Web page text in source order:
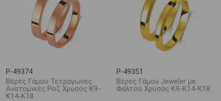
P-49374
Βέρες Γάμου Τετράγωνες
Ανατομικές Ροζ Χρυσός Κ9-
Κ14-Κ18
P-49351
Βέρες Γάμου Jeweler με
Φάλτσο Χρυσός Κ9-Κ14-Κ18